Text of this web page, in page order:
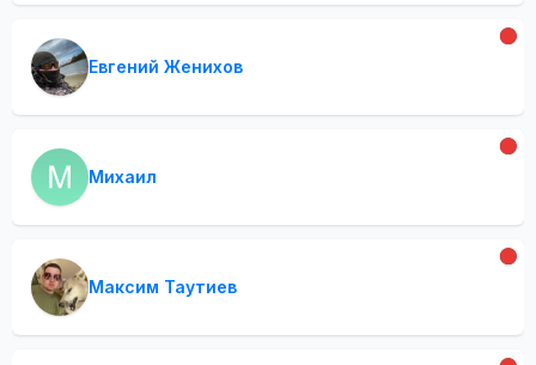
Евгений Женихов
Михаил
Максим Таутиев